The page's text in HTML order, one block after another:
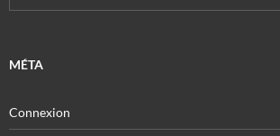
MÉTA
Connexion